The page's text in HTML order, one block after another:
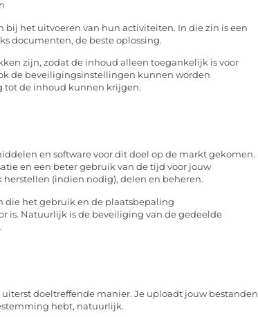
het uitvoeren van hun activiteiten. In die zin is een
documenten, de beste oplossing.
zijn, zodat de inhoud alleen toegankelijk is voor
de beveiligingsinstellingen kunnen worden
tot de inhoud kunnen krijgen.
en software voor dit doel op de markt gekomen.
en een beter gebruik van de tijd voor jouw
(indien nodig), delen en beheren.
die het gebruik en de plaatsbepaling
is. Natuurlijk is de beveiliging van de gedeelde
doeltreffende manier. Je uploadt jouw bestanden
hebt, natuurlijk.